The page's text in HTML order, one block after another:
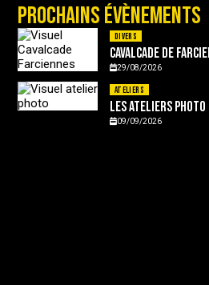
PROCHAINS ÉVÈNEMENTS
Divers
Cavalcade de
29/08/2026
Ateliers
Les ateliers photo
09/09/2026